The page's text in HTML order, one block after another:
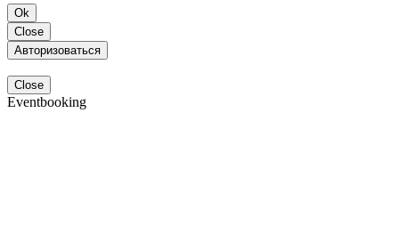
Ok
Close
Авторизоваться
Close
Eventbooking